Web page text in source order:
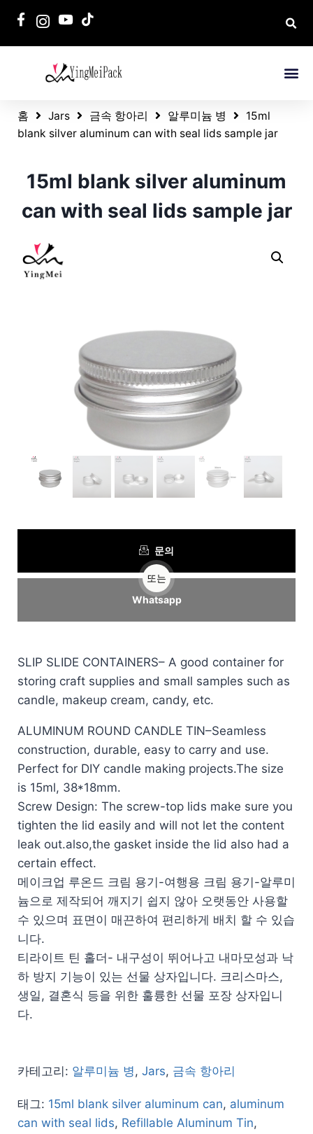
홈 Jars 금속 항아리 알루미늄 병
15ml
blank silver aluminum can with seal lids sample jar
15ml blank silver aluminum
can with seal lids sample jar
문의
또는
Whatsapp
SLIP SLIDE CONTAINERS– A good container for
storing craft supplies and small samples such as
candle, makeup cream, candy, etc.
ALUMINUM ROUND CANDLE TIN–Seamless
construction, durable, easy to carry and use.
Perfect for DIY candle making projects.The size
is 15ml, 38*18mm.
Screw Design: The screw-top lids make sure you
tighten the lid easily and will not let the content
leak out.also,the gasket inside the lid also had a
certain effect.
메이크업 루온드 크림 용기-여행용 크림 용기-알루미
늄으로 제작되어 깨지기 쉽지 않아 오랫동안 사용할
수 있으며 표면이 매끈하여 편리하게 배치 할 수 있습
니다.
티라이트 틴 홀더- 내구성이 뛰어나고 내마모성과 낙
하 방지 기능이 있는 선물 상자입니다. 크리스마스,
생일, 결혼식 등을 위한 훌륭한 선물 포장 상자입니
다.
카테고리: 알루미늄 병, Jars, 금속 항아리
태그: 15ml blank silver aluminum can, aluminum
can with seal lids, Refillable Aluminum Tin,